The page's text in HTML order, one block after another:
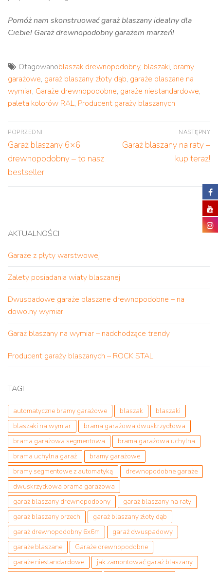
Pomóż nam skonstruować garaż blaszany idealny dla
Ciebie! Garaż drewnopodobny garażem marzeń!
Otagowanoblaszak drewnopodobny, blaszaki, bramy
garażowe, garaż blaszany złoty dąb, garaże blaszane na
wymiar, Garaże drewnopodobne, garaże niestandardowe,
paleta kolorów RAL, Producent garaży blaszanych
Nawigacja
wpisu
POPRZEDNI
Poprzedni
wpis:
Garaż blaszany 6×6
drewnopodobny – to nasz
bestseller
NASTĘPNY
Następny
Garaż blaszany na raty –
kup teraz!
AKTUALNOŚCI
Garaże z płyty warstwowej
Zalety posiadania wiaty blaszanej
Dwuspadowe garaże blaszane drewnopodobne – na
dowolny wymiar
Garaż blaszany na wymiar – nadchodzące trendy
Producent garaży blaszanych – ROCK STAL
TAGI
automatyczne bramy garażowe blaszak
blaszaki
blaszaki na wymiar
brama garażowa dwuskrzydłowa
brama garażowa segmentowa
brama garażowa uchylna
brama uchylna garaż
bramy garażowe
bramy segmentowe z automatyką
drewnopodobne garaże
dwuskrzydłowa brama garażowa
garaż blaszany drewnopodobny
garaż blaszany na raty
garaż blaszany orzech
garaż blaszany złoty dąb
garaż drewnopodobny 6x6m
garaż dwuspadowy
garaże blaszane
Garaże drewnopodobne
garaże niestandardowe
jak zamontować garaż blaszany